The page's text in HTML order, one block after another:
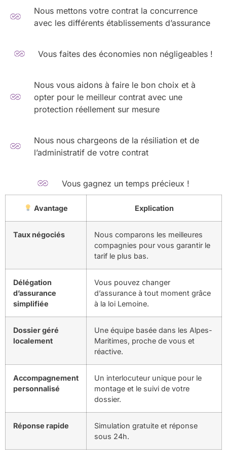
Nous mettons votre contrat la concurrence
avec les différents établissements d’assurance
Vous faites des économies non négligeables !
Nous vous aidons à faire le bon choix et à
opter pour le meilleur contrat avec une
protection réellement sur mesure
Nous nous chargeons de la résiliation et de
l’administratif de votre contrat
Vous gagnez un temps précieux !
Avantage Explication
Taux négociés
Nous comparons les meilleures
compagnies pour vous garantir le
tarif le plus bas.
Délégation
d’assurance
simplifiée
Vous pouvez changer
d’assurance à tout moment grâce
à la loi Lemoine.
Dossier géré
localement
Une équipe basée dans les Alpes-
Maritimes, proche de vous et
réactive.
Accompagnement
personnalisé
Un interlocuteur unique pour le
montage et le suivi de votre
dossier.
Réponse rapide
Simulation gratuite et réponse
sous 24h.